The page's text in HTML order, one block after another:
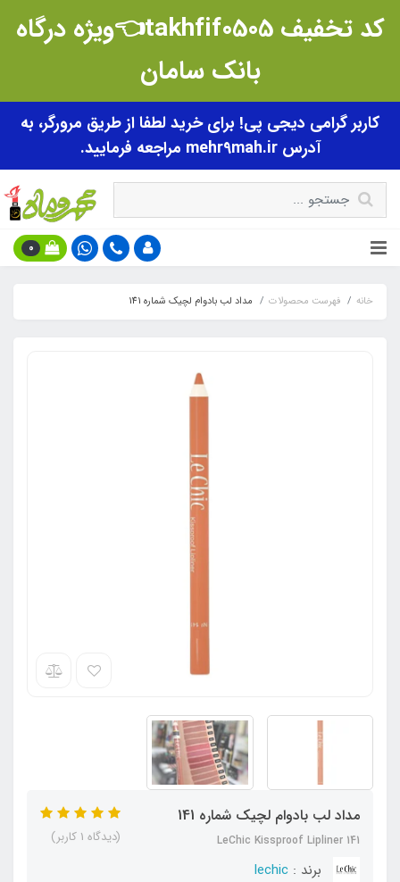
کد تخفیف takhfif0505👈ویژه درگاه
بانک سامان
کاربر گرامی دیجی پی! برای خرید لطفا از طریق مرورگر، به
آدرس mehr9mah.ir مراجعه فرمایید.
0
خانه فهرست محصولات مداد لب بادوام لچیک شماره 141
مداد لب بادوام لچیک شماره 141
LeChic Kissproof Lipliner 141
برند : lechic
(دیدگاه 1 کاربر)